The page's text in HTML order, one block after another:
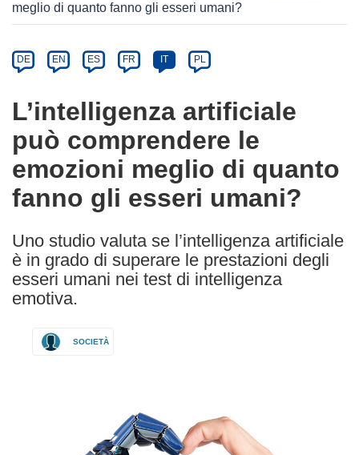
meglio di quanto fanno gli esseri umani?
Category
Article
available
the
following
languages:
DE EN ES FR IT PL
L’intelligenza artificiale
può comprendere le
emozioni meglio di quanto
fanno gli esseri umani?
Uno studio valuta se l’intelligenza artificiale
è in grado di superare le prestazioni degli
esseri umani nei test di intelligenza
emotiva.
SOCIETÀ